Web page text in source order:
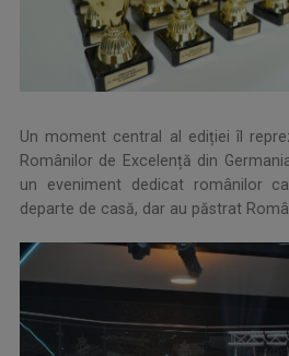
Un moment central al ediției îl
Românilor de Excelență din
un eveniment dedicat românilor
departe de casă, dar au păstrat